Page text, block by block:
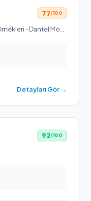
77/100
Detayları Gör →
92/100